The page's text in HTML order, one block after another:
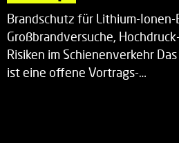
Brandschutz für Lithium-Ionen-
Großbrandversuche,
Risiken im Schienenverkehr
ist eine offene Vortrags-…